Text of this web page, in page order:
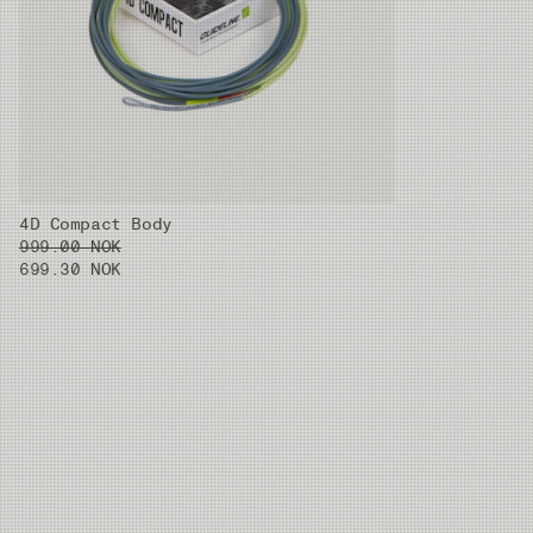
5.2m
10 to 12ft & 7g to
9g
5.4m
10 to 15ft & 7g to
9g
DH #8/9 5.4m 25g
12 to 18ft & 7g to
12g
DH 9/10 5.4m 29g
12 to 18ft & 7g to
12g
4D Compact Body
999.00 NOK
699.30 NOK